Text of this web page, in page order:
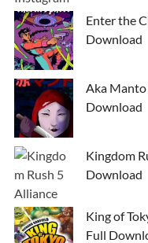
Enter the
Download
Aka
Download
Kingdom
Download
King of
Full